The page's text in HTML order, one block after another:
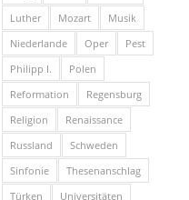
Luther
Mozart
Musik
Niederlande
Oper
Pest
Philipp I.
Polen
Reformation
Regensburg
Religion
Renaissance
Russland
Schweden
Sinfonie
Thesenanschlag
Türken
Universitäten